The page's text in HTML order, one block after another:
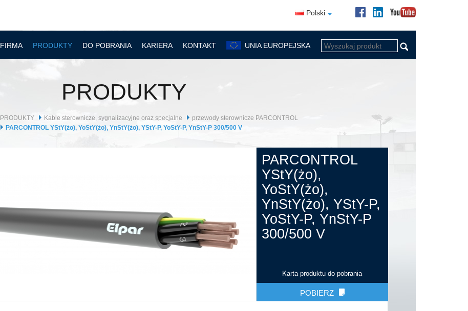
Polski
FIRMA PRODUKTY DO POBRANIA KARIERA KONTAKT UNIA EUROPEJSKA
PRODUKTY
PRODUKTY Kable sterownicze, sygnalizacyjne oraz specjalne
przewody sterownicze PARCONTROL
PARCONTROL YStY(żo), YoStY(żo), YnStY(żo), YStY-P, YoStY-P, YnStY-P 300/500 V
PARCONTROL
YStY(żo),
YoStY(żo),
YnStY(żo), YStY-P,
YoStY-P, YnStY-P
300/500 V
Karta produktu do pobrania
POBIERZ